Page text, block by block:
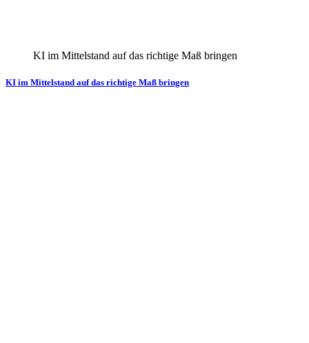
KI im Mittelstand auf das richtige Maß bringen
KI im Mittelstand auf das richtige Maß bringen